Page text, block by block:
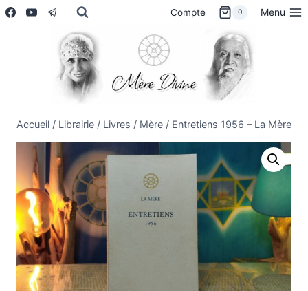
Aller
Compte 0 Menu
Accueil / Librairie / Livres / Mère / Entretiens 1956 – La Mère